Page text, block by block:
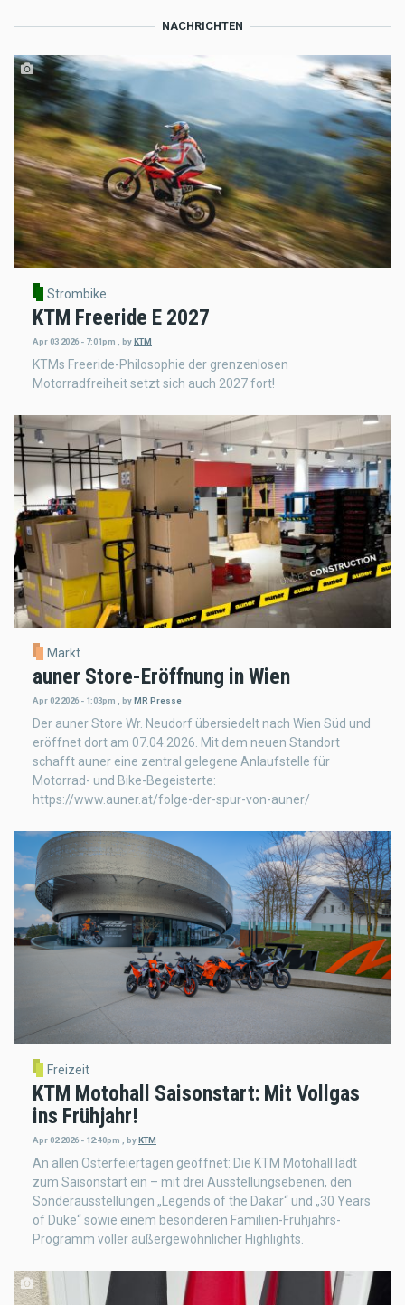
NACHRICHTEN
Strombike
KTM Freeride E 2027
Apr 03 2026 - 7:01pm byKTM
KTMs Freeride-Philosophie der grenzenlosen
Motorradfreiheit setzt sich auch 2027 fort!
Markt
auner Store-Eröffnung in Wien
Apr 02 2026 - 1:03pm , by MR Presse
Der auner Store Wr. Neudorf übersiedelt nach Wien Süd und
eröffnet dort am 07.04.2026. Mit dem neuen Standort
schafft auner eine zentral gelegene Anlaufstelle für
Motorrad- und Bike-Begeisterte:
https://www.auner.at/folge-der-spur-von-auner/
Freizeit
KTM Motohall Saisonstart: Mit Vollgas
ins Frühjahr!
Apr 02 2026 - 12:40pm byKTM
An allen Osterfeiertagen geöffnet: Die KTM Motohall lädt
zum Saisonstart ein – mit drei Ausstellungsebenen, den
Sonderausstellungen „Legends of the Dakar“ und „30 Years
of Duke“ sowie einem besonderen Familien-Frühjahrs-
Programm voller außergewöhnlicher Highlights.